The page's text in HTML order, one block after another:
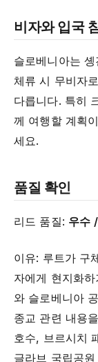
비자와 입국
슬로베니아는
체류 시 무비자
다릅니다. 특히
께 여행할 계획
세요.
품질 확인
리드 품질: 우수
이유: 루트가 구
자에게 현지화
와 슬로베니아
종교 관련 내용
호수, 브르시치
글라브 국립공